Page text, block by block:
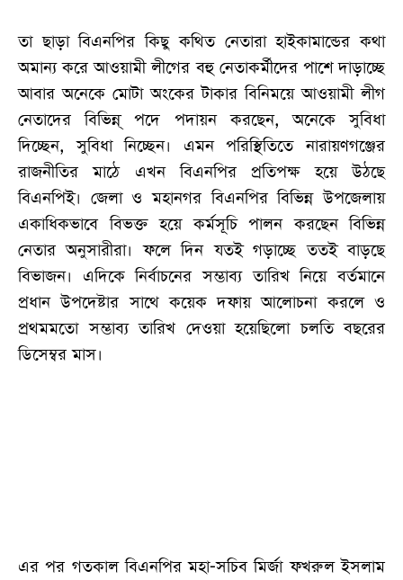
তা ছাড়া বিএনপির কিছু কথিত নেতারা হাইকামান্ডের কথা
অমান্য করে আওয়ামী লীগের বহু নেতাকর্মীদের পাশে দাড়াচ্ছে
আবার অনেকে মোটা অংকের টাকার বিনিময়ে আওয়ামী লীগ
নেতাদের বিভিন্ন্ পদে পদায়ন করছেন, অনেকে সুবিধা
দিচ্ছেন, সুবিধা নিচ্ছেন। এমন পরিস্থিতিতে নারায়ণগঞ্জের
রাজনীতির মাঠে এখন বিএনপির প্রতিপক্ষ হয়ে উঠছে
বিএনপিই। জেলা ও মহানগর বিএনপির বিভিন্ন উপজেলায়
একাধিকভাবে বিভক্ত হয়ে কর্মসূচি পালন করছেন বিভিন্ন
নেতার অনুসারীরা। ফলে দিন যতই গড়াচ্ছে ততই বাড়ছে
বিভাজন। এদিকে নির্বাচনের সম্ভাব্য তারিখ নিয়ে বর্তমানে
প্রধান উপদেষ্টার সাথে কয়েক দফায় আলোচনা করলে ও
প্রথমমতো সম্ভাব্য তারিখ দেওয়া হয়েছিলো চলতি বছরের
ডিসেম্বর মাস।
এর পর গতকাল বিএনপির মহা-সচিব মির্জা ফখরুল ইসলাম